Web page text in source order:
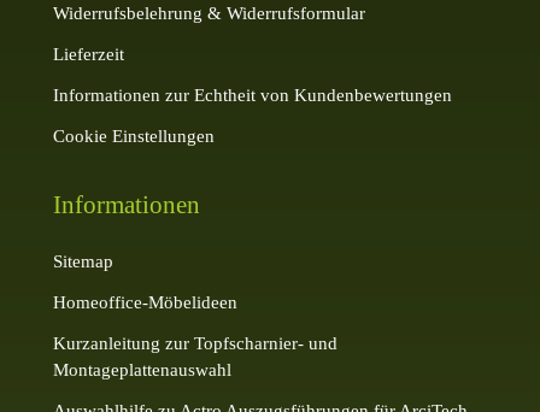
Widerrufsbelehrung & Widerrufsformular
Lieferzeit
Informationen zur Echtheit von Kundenbewertungen
Cookie Einstellungen
Informationen
Sitemap
Homeoffice-Möbelideen
Kurzanleitung zur Topfscharnier- und
Montageplattenauswahl